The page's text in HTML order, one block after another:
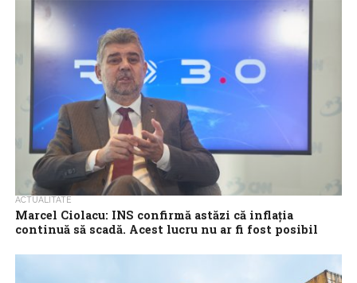
Resursele de energie primară au scăzut în primele zece luni din
acest an cu 1,8%, iar cele de energie electrică au crescut...
ACTUALITATE
Marcel Ciolacu: INS confirmă astăzi că inflaţia
continuă să scadă. Acest lucru nu ar fi fost posibil
nu am fi limitat adaosul comercial la 21 de categorii